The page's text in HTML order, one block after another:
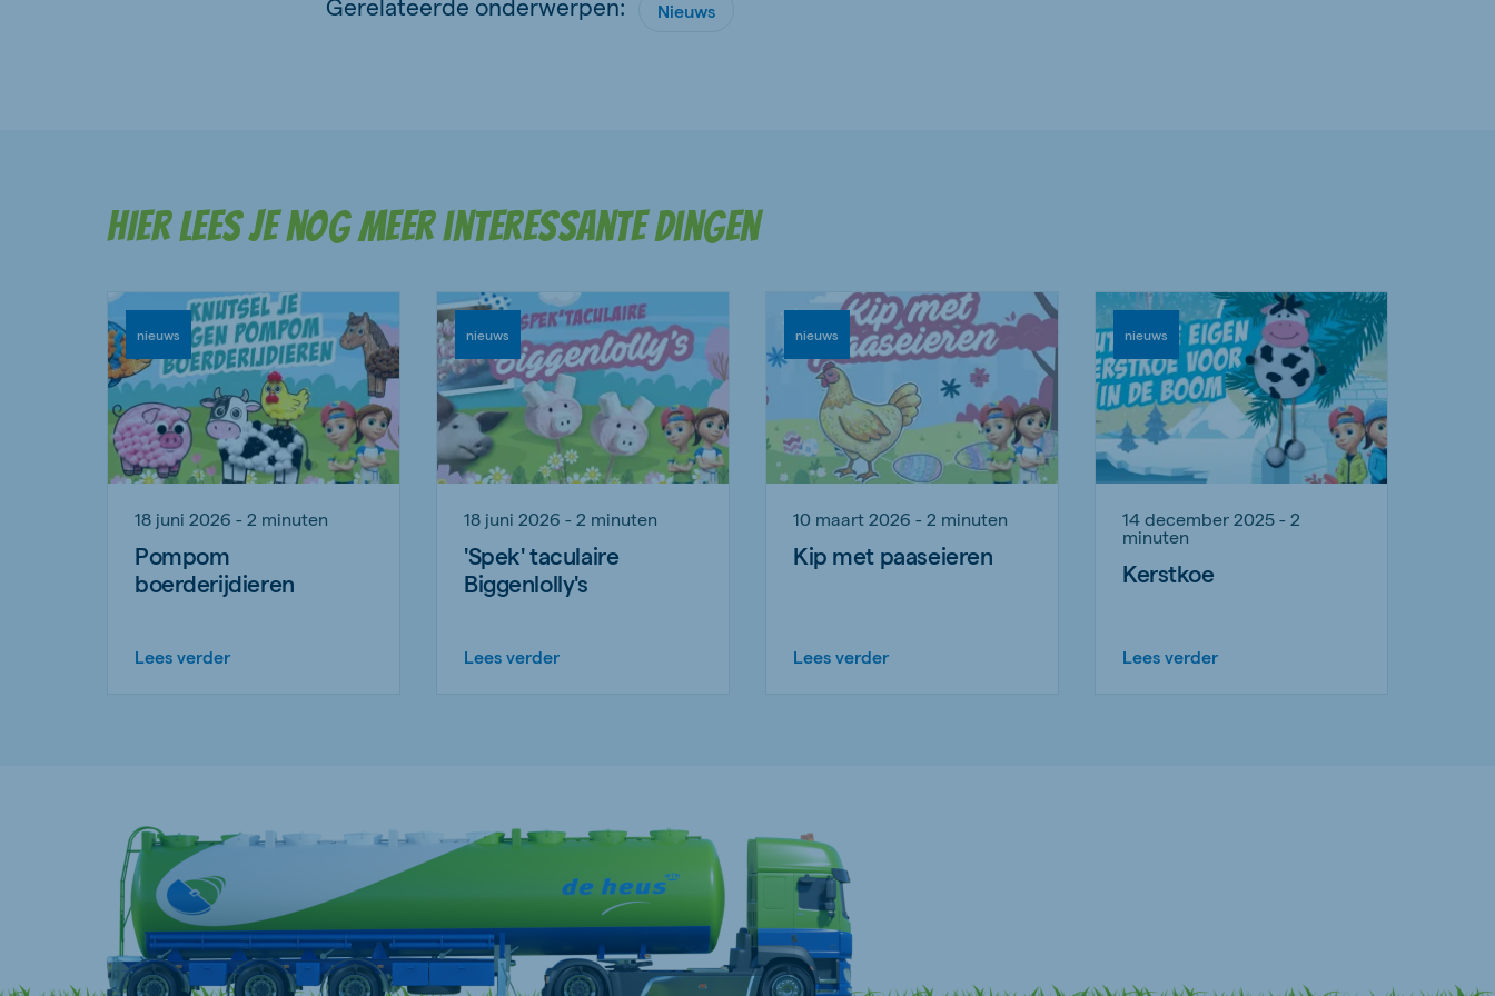
Gerelateerde onderwerpen: Nieuws
HIer lees je nog meer interessante dingen
nieuws
18 juni 2026 - 2 minuten
Pompom
boerderijdieren
Lees verder
nieuws
18 juni 2026 - 2 minuten
'Spek' taculaire
Biggenlolly's
Lees verder
nieuws
10 maart 2026 - 2 minuten
Kip met paaseieren
Lees verder
nieuws
14 december 2025 - 2
minuten
Kerstkoe
Lees verder